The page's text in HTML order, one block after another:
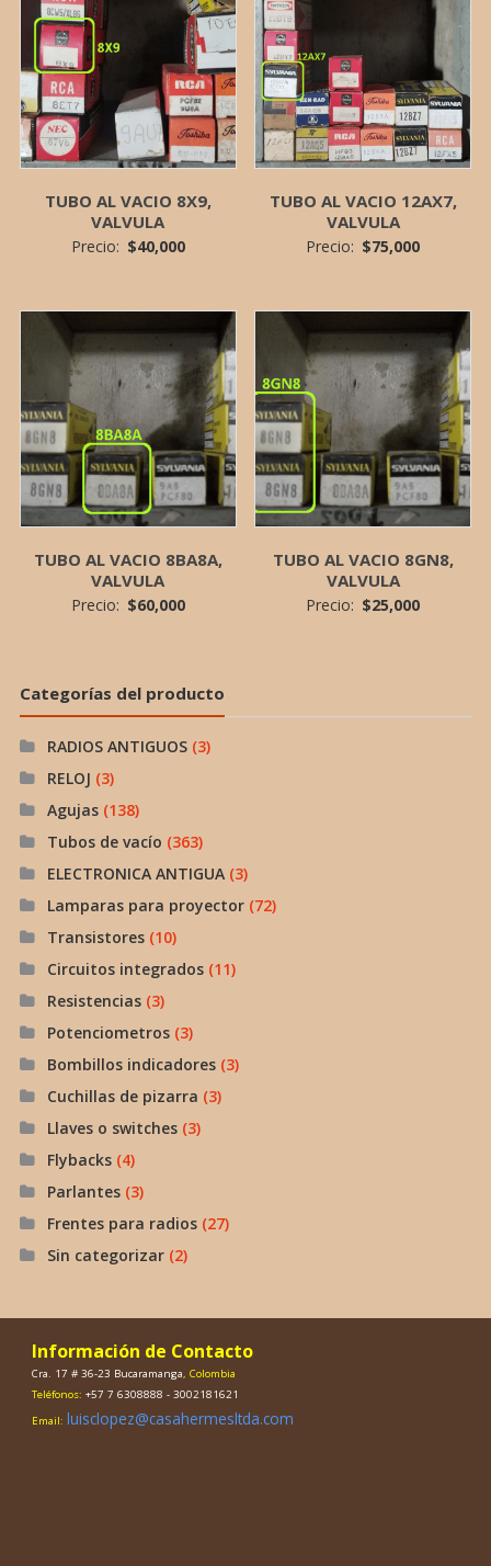
TUBO AL VACIO 8X9,
VALVULA
Precio: $40,000
TUBO AL VACIO 12AX7,
VALVULA
Precio: $75,000
TUBO AL VACIO 8BA8A,
VALVULA
Precio: $60,000
TUBO AL VACIO 8GN8,
VALVULA
Precio: $25,000
Categorías del producto
RADIOS ANTIGUOS (3)
RELOJ (3)
Agujas (138)
Tubos de vacío (363)
ELECTRONICA ANTIGUA (3)
Lamparas para proyector (72)
Transistores (10)
Circuitos integrados (11)
Resistencias (3)
Potenciometros (3)
Bombillos indicadores (3)
Cuchillas de pizarra (3)
Llaves o switches (3)
Flybacks (4)
Parlantes (3)
Frentes para radios (27)
Sin categorizar (2)
Información de Contacto
Cra. 17 # 36-23 Bucaramanga, Colombia
Teléfonos: +57 7 6308888 - 3002181621
Email: luisclopez@casahermesltda.com